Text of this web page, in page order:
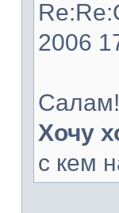
2006
Хочу
с кем